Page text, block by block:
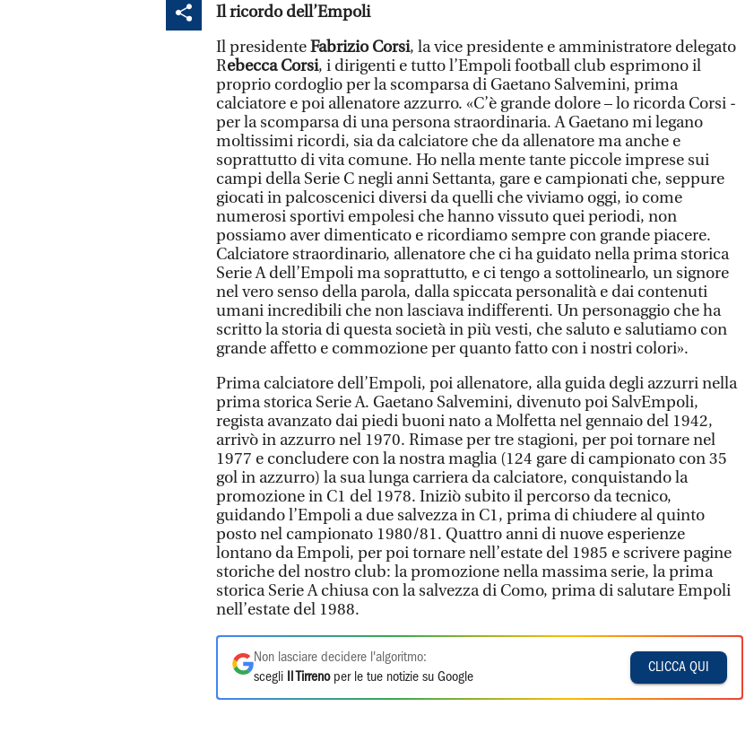
Il ricordo dell’Empoli
Il presidenteFabrizio Corsi, la vice presidente e amministratore delegato
Rebecca Corsi, i dirigenti e tutto l’Empoli football club esprimono il
proprio cordoglio per la scomparsa di Gaetano Salvemini, prima
calciatore e poi allenatore azzurro. «C’è grande dolore – lo ricorda Corsi -
per la scomparsa di una persona straordinaria. A Gaetano mi legano
moltissimi ricordi, sia da calciatore che da allenatore ma anche e
soprattutto di vita comune. Ho nella mente tante piccole imprese sui
campi della Serie C negli anni Settanta, gare e campionati che, seppure
giocati in palcoscenici diversi da quelli che viviamo oggi, io come
numerosi sportivi empolesi che hanno vissuto quei periodi, non
possiamo aver dimenticato e ricordiamo sempre con grande piacere.
Calciatore straordinario, allenatore che ci ha guidato nella prima storica
Serie A dell’Empoli ma soprattutto, e ci tengo a sottolinearlo, un signore
nel vero senso della parola, dalla spiccata personalità e dai contenuti
umani incredibili che non lasciava indifferenti. Un personaggio che ha
scritto la storia di questa società in più vesti, che saluto e salutiamo con
grande affetto e commozione per quanto fatto con i nostri colori».
Prima calciatore dell’Empoli, poi allenatore, alla guida degli azzurri nella
prima storica Serie A. Gaetano Salvemini, divenuto poi SalvEmpoli,
regista avanzato dai piedi buoni nato a Molfetta nel gennaio del 1942,
arrivò in azzurro nel 1970. Rimase per tre stagioni, per poi tornare nel
1977 e concludere con la nostra maglia (124 gare di campionato con 35
gol in azzurro) la sua lunga carriera da calciatore, conquistando la
promozione in C1 del 1978. Iniziò subito il percorso da tecnico,
guidando l’Empoli a due salvezza in C1, prima di chiudere al quinto
posto nel campionato 1980/81. Quattro anni di nuove esperienze
lontano da Empoli, per poi tornare nell’estate del 1985 e scrivere pagine
storiche del nostro club: la promozione nella massima serie, la prima
storica Serie A chiusa con la salvezza di Como, prima di salutare Empoli
nell’estate del 1988.
Non lasciare decidere l'algoritmo:
scegli
Il Tirrenoper le tue notizie su Google
CLICCA QUI